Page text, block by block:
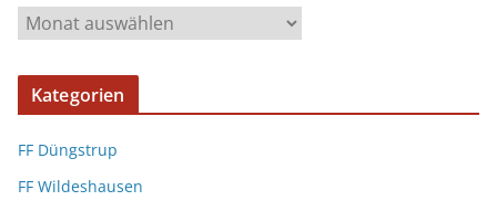
Kategorien
FF Düngstrup
FF Wildeshausen